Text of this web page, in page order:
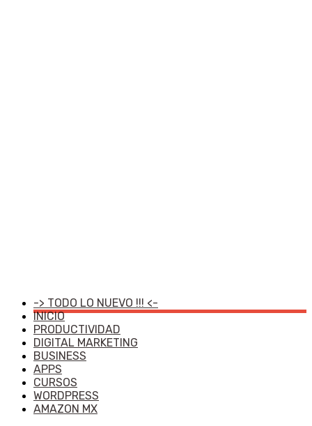
-> TODO LO NUEVO !!! <-
INICIO
PRODUCTIVIDAD
DIGITAL MARKETING
BUSINESS
APPS
CURSOS
WORDPRESS
AMAZON MX